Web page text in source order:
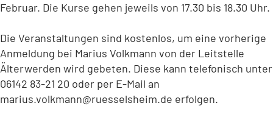
Februar. Die Kurse gehen jeweils von 17.30 bis 18.30 Uhr.
Die Veranstaltungen sind kostenlos, um eine vorherige
Anmeldung bei Marius Volkmann von der Leitstelle
Älterwerden wird gebeten. Diese kann telefonisch unter
06142 83-21 20 oder per E-Mail an
marius.volkmann
ruesselsheim de erfolgen.